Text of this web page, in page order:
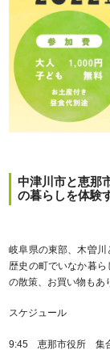
中津川市と恵那
の暮らしを体験
岐阜県の東部、木曽川
歴史の町でいなか暮
の散策、お買い物もあ
スケジュール
9:45 恵那市役所 集